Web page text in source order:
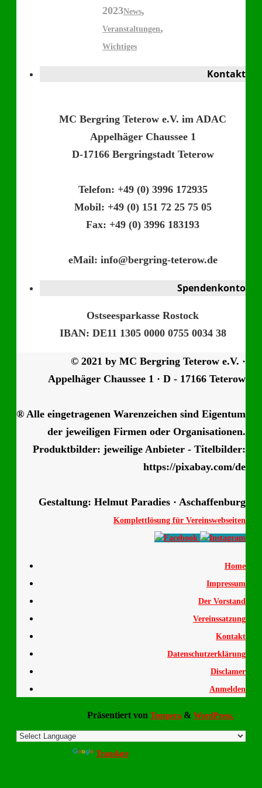
2023News,
Veranstaltungen,
Wichtiges
Kontakt
MC Bergring Teterow e.V. im ADAC
Appelhäger Chaussee 1
D-17166 Bergringstadt Teterow
Telefon: +49 (0) 3996 172935
Mobil: +49 (0) 151 72 25 75 05
Fax: +49 (0) 3996 183193
eMail: info@bergring-teterow.de
Spendenkonto
Ostseesparkasse Rostock
IBAN: DE11 1305 0000 0755 0034 38
© 2021 by MC Bergring Teterow e.V. ·
Appelhäger Chaussee 1 · D - 17166 Teterow
® Alle eingetragenen Warenzeichen sind Eigentum
der jeweiligen Firmen oder Organisationen.
Produktbilder: jeweilige Anbieter - Titelbilder:
https://pixabay.com/de
Gestaltung: Helmut Paradies · Aschaffenburg
Komplettlösung für Vereinswebseiten
Home
Impressum
Der Vorstand
Vereinssatzung
Kontakt
Datenschutzerklärung
Disclamer
Anmelden
Präsentiert von Tempera & WordPress.
Translate